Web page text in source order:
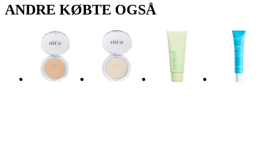
ANDRE KØBTE OGSÅ